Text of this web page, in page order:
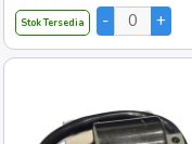
Stok Tersedia